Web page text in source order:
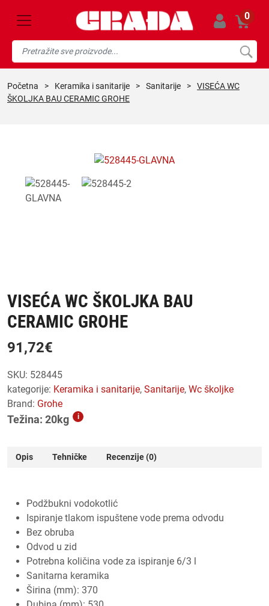
0
početna > keramika i sanitarije > sanitarije >
VISEĆA WC
ŠKOLJKA BAU CERAMIC GROHE
VISEĆA WC ŠKOLJKA BAU
CERAMIC GROHE
91,72€
SKU: 528445
kategorije:
keramika i sanitarije, sanitarije,
wc školjke
Brand: Grohe
Težina: 20kg i
Opis Tehničke Recenzije (0)
Podžbukni vodokotlić
Ispiranje tlakom ispuštene vode prema odvodu
Bez obruba
Odvod u zid
Potrebna količina vode za ispiranje 6/3 l
Sanitarna keramika
Širina (mm): 370